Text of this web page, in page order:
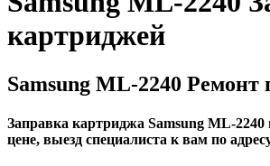
картриджей
Samsung ML-2240 Ремонт
Заправка картриджа Samsung ML-
цене, выезд специалиста к вам по